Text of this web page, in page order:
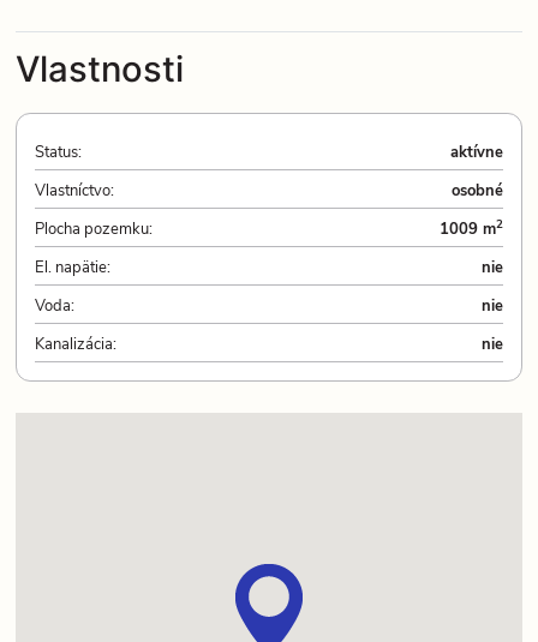
Vlastnosti
Status:
aktívne
Vlastníctvo:
osobné
Plocha pozemku:
1009 m2
El. napätie:
nie
Voda:
nie
Kanalizácia:
nie